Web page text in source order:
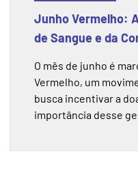
Junho Vermelho:
de Sangue e da
O mês de junho é
Vermelho, um
busca incentivar a
importância desse
constante de manter
abastecidos,